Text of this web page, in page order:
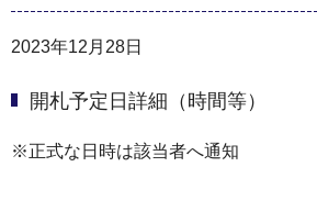
2023年12月28日
開札予定日詳細（時間等）
※正式な日時は該当者へ通知